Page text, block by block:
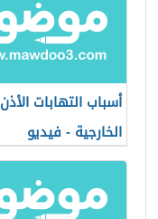
أسباب التهابات الأذن
الخارجية - فيديو